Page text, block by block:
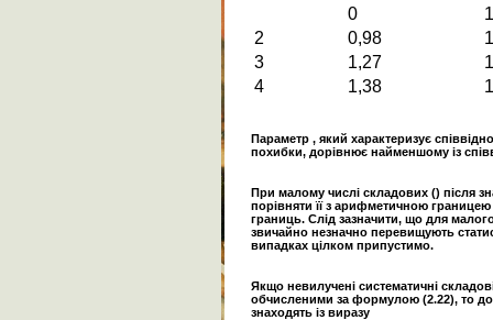
0
2
0,98
3
1,27
4
1,38
Параметр , який характеризує
похибки, дорівнює найменшому із
При малому числі складових () після
порівняти її з арифметичною
границь. Слід зазначити, що для
звичайно незначно перевищують
випадках цілком припустимо.
Якщо невилучені систематичні
обчисленими за формулою (2.22), то
знаходять із виразу